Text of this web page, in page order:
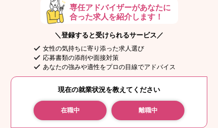
専任アドバイザーがあなたに
合った求人を紹介します！
＼登録すると受けられるサービス／
女性の気持ちに寄り添った求人選び
応募書類の添削や面接対策
あなたの強みや適性をプロの目線でアドバイス
現在の就業状況を教えてください
在職中 離職中